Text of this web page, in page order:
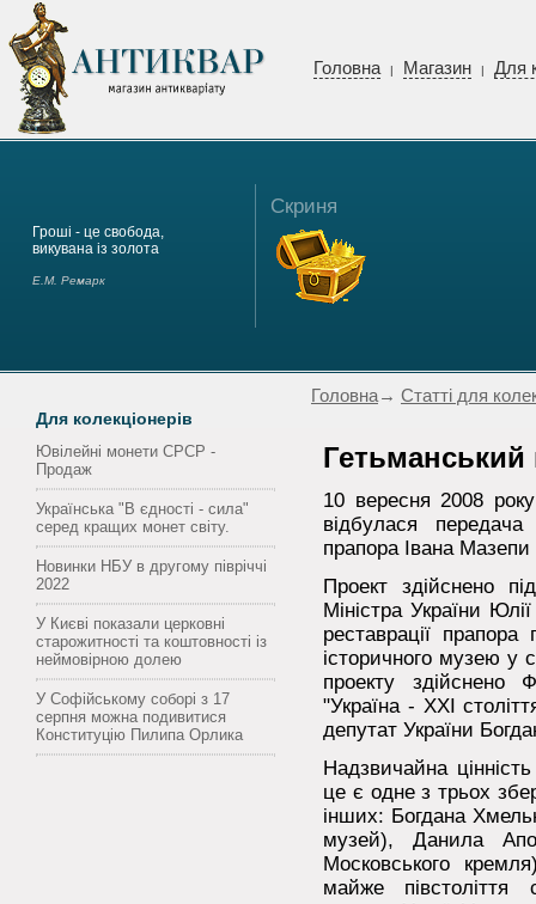
Головна | Магазин | Для
Гроші - це свобода,
викувана із золота
Е.М. Ремарк
Скриня
Для колекціонерів
Ювілейні монети СРСР -
Продаж
Українська "В єдності - сила"
серед кращих монет світу.
Новинки НБУ в другому півріччі
2022
У Києві показали церковні
старожитності та коштовності із
неймовірною долею
У Софійському соборі з 17
серпня можна подивитися
Конституцію Пилипа Орлика
Головна→ Статті для
10 вересня 2008
відбулася передача
прапора Івана Мазепи
Проект здійснено
Міністра України
реставрації прапора
історичного музею у
проекту здійснено
"Україна - ХХІ
депутат України
Надзвичайна
це є одне з трьох
інших: Богдана
музей), Данила
Московського
майже півстоліття